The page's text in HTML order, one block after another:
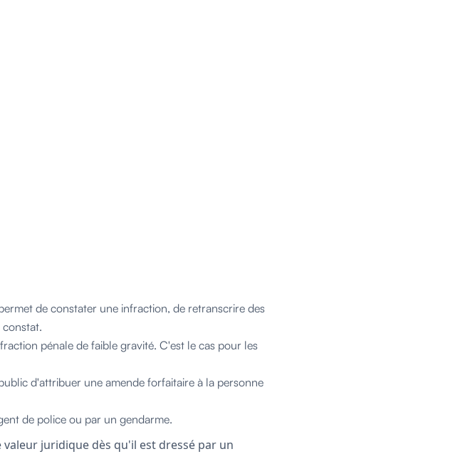
de constater une infraction, de retranscrire des
pénale de faible gravité. C'est le cas pour les
d'attribuer une amende forfaitaire à la personne
de police ou par un gendarme.
juridique dès qu'il est dressé par un